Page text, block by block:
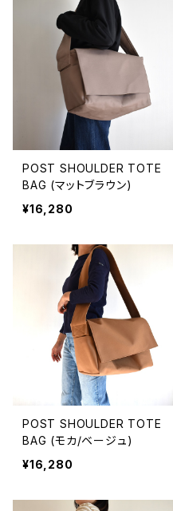
POST SHOULDER TOTE
BAG (マットブラウン)
¥16,280
POST SHOULDER TOTE
BAG (モカ/ベージュ)
¥16,280